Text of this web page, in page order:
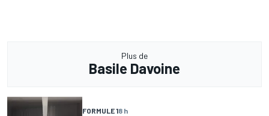
Plus de
Basile Davoine
FORMULE 18 h